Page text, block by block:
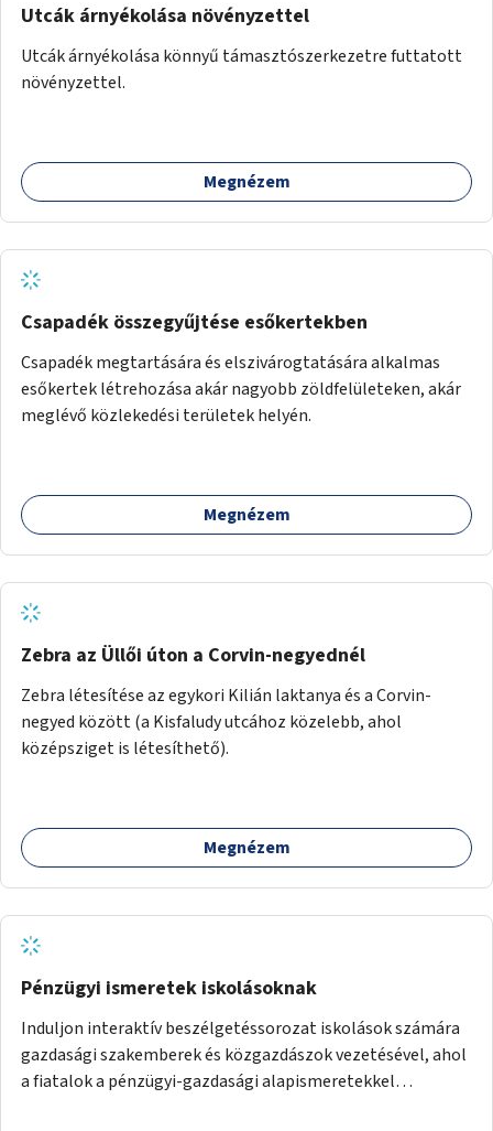
Utcák árnyékolása növényzettel
Utcák árnyékolása könnyű támasztószerkezetre futtatott
növényzettel.
Megnézem
Csapadék összegyűjtése esőkertekben
Csapadék megtartására és elszivárogtatására alkalmas
esőkertek létrehozása akár nagyobb zöldfelületeken, akár
meglévő közlekedési területek helyén.
Megnézem
Zebra az Üllői úton a Corvin-negyednél
Zebra létesítése az egykori Kilián laktanya és a Corvin-
negyed között (a Kisfaludy utcához közelebb, ahol
középsziget is létesíthető).
Megnézem
Pénzügyi ismeretek iskolásoknak
Induljon interaktív beszélgetéssorozat iskolások számára
gazdasági szakemberek és közgazdászok vezetésével, ahol
a fiatalok a pénzügyi-gazdasági alapismeretekkel